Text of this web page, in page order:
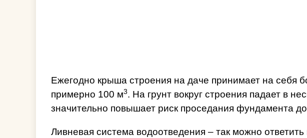
Ежегодно крыша строения на даче принимает на себя
примерно 100 м3. На грунт вокруг строения падает в
значительно повышает риск проседания фундамента
Ливневая система водоотведения – так можно ответить